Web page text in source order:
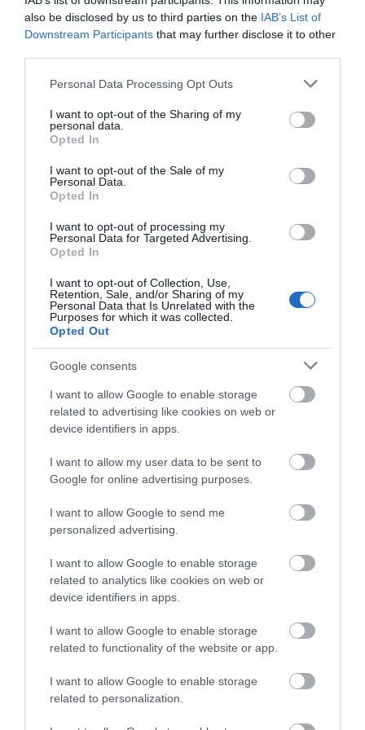
also be disclosed by us to third parties on the IAB’s List of
Downstream Participants that may further disclose it to other
Please note that this website/app uses one or more Google
not limited to your visit or usage behaviour. You may click to
grant or deny consent to Google and its third-party tags to
use your data for below specified purposes in below Google
consent section.
Personal Data Processing Opt Outs
I want to opt-out of the Sharing of my
personal data.
Opted In
I want to opt-out of the Sale of my
Personal Data.
Opted In
I want to opt-out of processing my
Personal Data for Targeted Advertising.
Opted In
I want to opt-out of Collection, Use,
Retention, Sale, and/or Sharing of my
Personal Data that Is Unrelated with the
Purposes for which it was collected.
Opted Out
Google consents
I want to allow Google to enable storage
related to advertising like cookies on web or
device identifiers in apps.
I want to allow my user data to be sent to
Google for online advertising purposes.
I want to allow Google to send me
personalized advertising.
I want to allow Google to enable storage
related to analytics like cookies on web or
device identifiers in apps.
I want to allow Google to enable storage
related to functionality of the website or app.
I want to allow Google to enable storage
related to personalization.
06.08.2026 | 22:00
Πότε πληρώνονται οι δικαιούχοι –
Οι ημερομηνίες του e-ΕΦΚΑ
Σοκ στην Εύβοια με την κοπέλα
που έπεσε από την γέφυρα: Τα
νεότερα για την υγεία της
06.08.2026 | 21:20
Νεότερα για τη Φωτιά στη Σκύρο:
Κινδύνευσε κτηνοτροφική μονάδα
– Νέο βίντεο
Καφές: Τα οφέλη της μέτριας
κατανάλωσης σύμφωνα με ειδικό
στο μικροβίωμα του εντέρου
«Ανάσα» για τους αγρότες στην
Εύβοια: Ολοκληρώθηκε μεγάλο
Ο λόγος που τηγανίζουμε ψάρια
τέλειο μαγείρεμα
06.08.2026 | 20:20
Θρήνος στην Εύβοια: Έφυγε από
τη ζωή ο 37χρονος που είχε
τροχαίο με αγριογούρουνο
Νέο σοβαρό τροχαίο στην Εύβοια:
06.08.2026 | 20:00
Όλες οι τελευταίες ειδήσεις
ΠΕΡΙΣΣΟΤΕΡΑ ΑΠΟ ΚΟΙΝΩΝΙΑ
Καφές: Τα οφέλη της
μέτριας κατανάλωσης
μικροβίωμα του
εντέρου
Οι συνεργοί του τον
εγκατέλειψαν
Προφυλακίστηκε ο
44χρονος για τη φωτιά
Έρχεται ισχυρό κύμα
ζέστης: Πότε η
χτυπήσει 40άρια